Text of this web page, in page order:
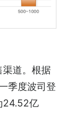
道。根据
季度波司登
24.52亿